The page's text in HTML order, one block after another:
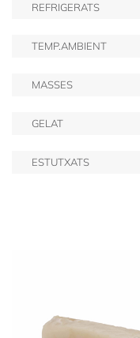
REFRIGERATS
TEMP.AMBIENT
MASSES
GELAT
ESTUTXATS